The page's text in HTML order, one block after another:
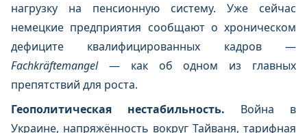
нагрузку на пенсионную систему. Уже сейчас
немецкие предприятия сообщают о хроническом
дефиците квалифицированных кадров —
Fachkräftemangel— как об одном из главных
препятствий для роста.
Геополитическая нестабильность. Война в
Украине, напряжённость вокруг Тайваня, тарифная